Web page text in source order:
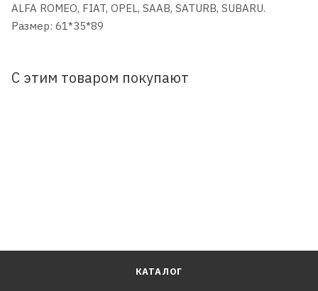
ALFA ROMEO, FIAT, OPEL, SAAB, SATURB, SUBARU.
Размер: 61*35*89
С этим товаром покупают
КАТАЛОГ